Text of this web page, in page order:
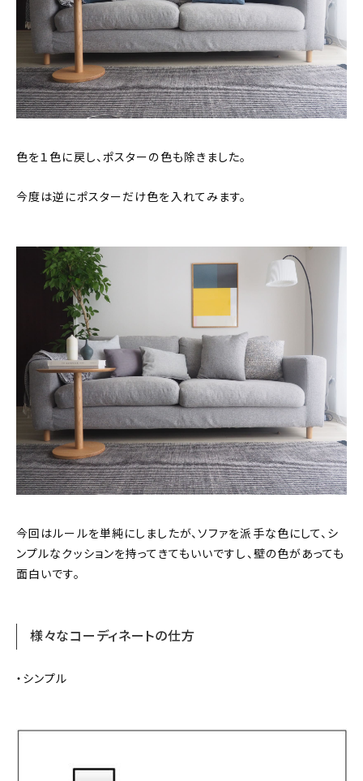
色を１色に戻し、ポスターの色も除きました。
今度は逆にポスターだけ色を入れてみます。
今回はルールを単純にしましたが、ソファを派手な色にして、シ
ンプルなクッションを持ってきてもいいですし、壁の色があっても
面白いです。
様々なコーディネートの仕方
・シンプル